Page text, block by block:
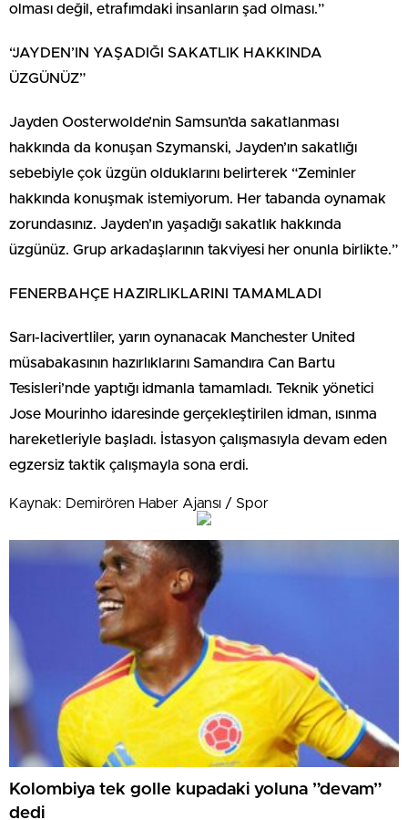
olması değil, etrafımdaki insanların şad olması.”
“JAYDEN’IN YAŞADIĞI SAKATLIK HAKKINDA
ÜZGÜNÜZ”
Jayden Oosterwolde’nin Samsun’da sakatlanması
hakkında da konuşan Szymanski, Jayden’ın sakatlığı
sebebiyle çok üzgün olduklarını belirterek “Zeminler
hakkında konuşmak istemiyorum. Her tabanda oynamak
zorundasınız. Jayden’ın yaşadığı sakatlık hakkında
üzgünüz. Grup arkadaşlarının takviyesi her onunla birlikte.”
FENERBAHÇE HAZIRLIKLARINI TAMAMLADI
Sarı-lacivertliler, yarın oynanacak Manchester United
müsabakasının hazırlıklarını Samandıra Can Bartu
Tesisleri’nde yaptığı idmanla tamamladı. Teknik yönetici
Jose Mourinho idaresinde gerçekleştirilen idman, ısınma
hareketleriyle başladı. İstasyon çalışmasıyla devam eden
egzersiz taktik çalışmayla sona erdi.
Kaynak: Demirören Haber Ajansı / Spor
Kolombiya tek golle kupadaki yoluna ”devam”
dedi